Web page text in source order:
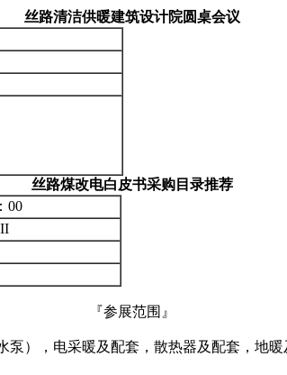
丝路清洁供暖建筑设计院圆桌会议
丝路煤改电白皮书采购目录推荐
00
『参展范围』
），电采暖及配套，散热器及配套，地